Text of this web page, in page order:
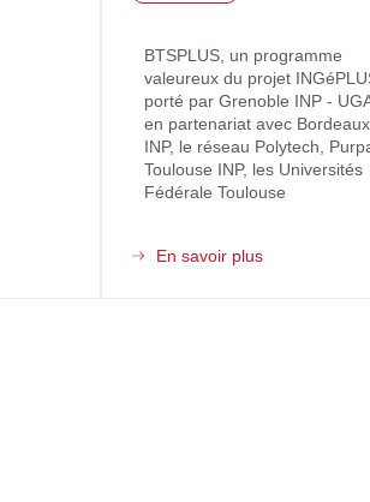
BTSPLUS, un programme
valeureux du projet
porté par Grenoble INP -
en partenariat avec Bordeaux
INP, le réseau Polytech,
Toulouse INP, les Universités
Fédérale Toulouse
En savoir plus